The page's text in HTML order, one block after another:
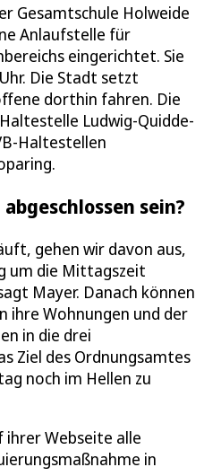
Gesamtschule Holweide
Anlaufstelle für
eingerichtet. Sie
Die Stadt setzt
dorthin fahren. Die
Ludwig-Quidde-
Haltestellen
sein?
gehen wir davon aus,
um die Mittagszeit
Mayer. Danach können
ihre Wohnungen und der
in die drei
Ziel des Ordnungsamtes
noch im Hellen zu
Webseite alle
in